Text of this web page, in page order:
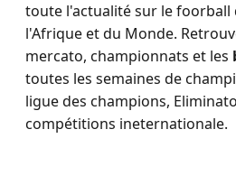
toute l'actualité sur le foorball
l'Afrique et du Monde.
mercato, championnats et les
toutes les semaines de
ligue des champions,
compétitions ineternationale.